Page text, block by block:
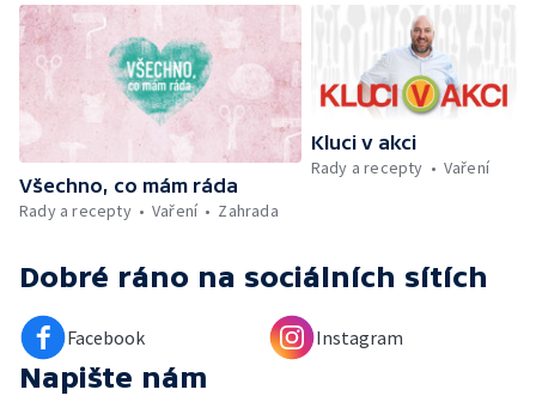
Vyhodnocení ankety + ČT tipy —
Vyhodnocení divácké soutěže — Práce
záchranářů v létě
Všechno, co mám ráda
Rady a recepty
Vaření Zahrada
Kluci v akci
Rady a recepty
Vaření
Dobré ráno na sociálních sítích
Facebook Instagram
Napište nám